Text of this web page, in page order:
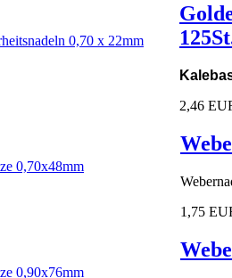
2,46
1,75